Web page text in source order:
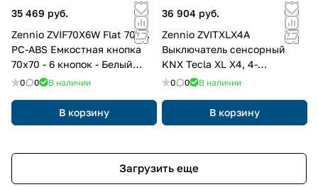
35 469 руб.
Zennio ZVIF70X6W Flat 70х6.
PC-ABS Емкостная кнопка
70x70 - 6 кнопок - Белый
(рамка ZS70 не входит в
0 0 В наличии
В корзину
36 904 руб.
Zennio ZVITXLX4A
Выключатель сенсорный
KNX Tecla XL X4, 4-
кнопочный, PC-ABS пластик,
0 0 В наличии
В корзину
Загрузить еще